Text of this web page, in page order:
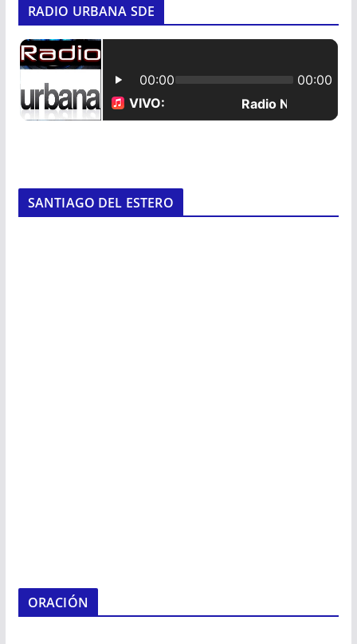
RADIO URBANA SDE
SANTIAGO DEL ESTERO
ORACIÓN